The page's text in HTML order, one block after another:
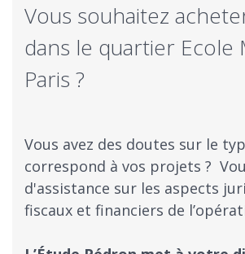
Vous souhaitez
dans le quartier Ecole
Paris ?
Vous avez des doutes sur le
correspond à vos projets ?
d'assistance sur les aspects
fiscaux et financiers de